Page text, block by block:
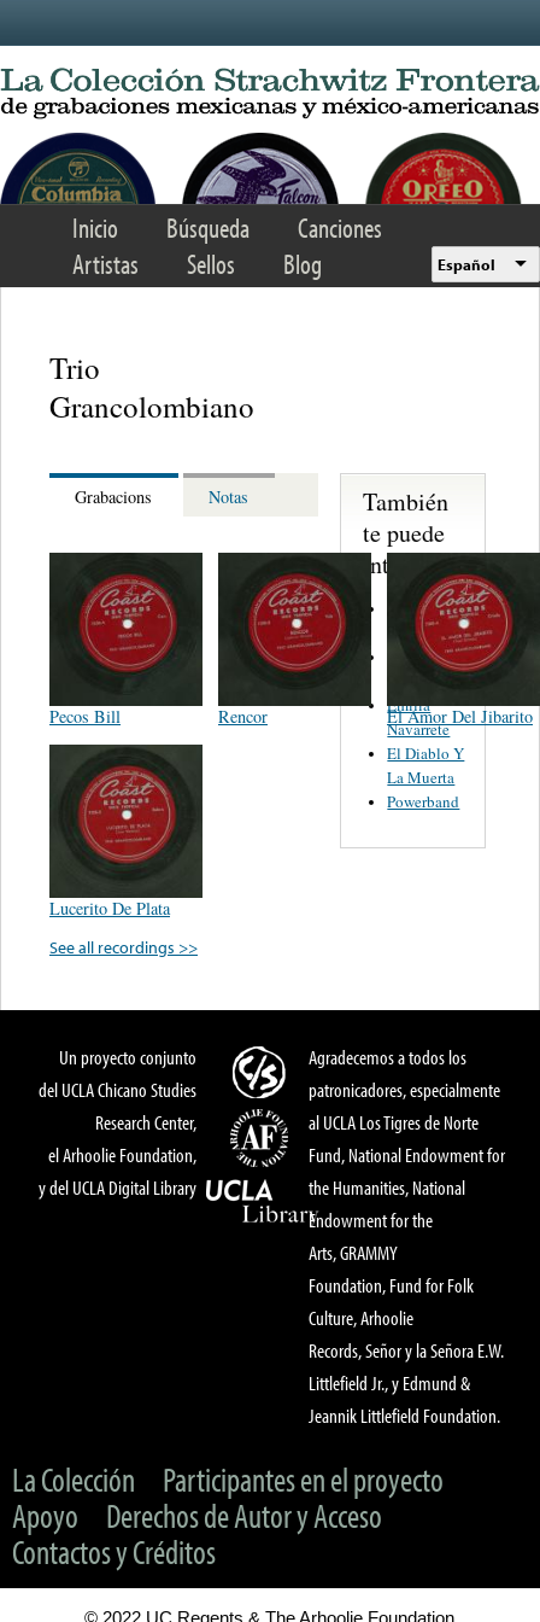
Inicio Búsqueda
Canciones
Artistas
Sellos Blog Español
Trio
Grancolombiano
Grabacions Notas
Pecos Bill Rencor El Amor Del Jibarito
Lucerito De Plata
See all recordings >>
También
te puede
interesar...
Trio
Figueroa
Los Angeles
Del Norte
Emilia
Navarrete
El Diablo Y
La Muerta
Powerband
Un proyecto conjunto
del UCLA Chicano Studies
Research Center,
el Arhoolie Foundation,
y del UCLA Digital Library
Agradecemos a todos los
patronicadores, especialmente
al UCLA Los Tigres de Norte
Fund, National Endowment for
the Humanities, National
Endowment for the
Arts, GRAMMY
Foundation, Fund for Folk
Culture, Arhoolie
Records, Señor y la Señora E.W.
Littlefield Jr., y Edmund &
Jeannik Littlefield Foundation.
La Colección
Participantes en el proyecto
Apoyo
Derechos de Autor y Acceso
Contactos y Créditos